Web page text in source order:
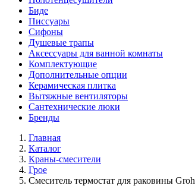
Биде
Писсуары
Сифоны
Душевые трапы
Аксессуары для ванной комнаты
Комплектующие
Дополнительные опции
Керамическая плитка
Вытяжные вентиляторы
Сантехнические люки
Бренды
Главная
Каталог
Краны-смесители
Грое
Смеситель термостат для раковины